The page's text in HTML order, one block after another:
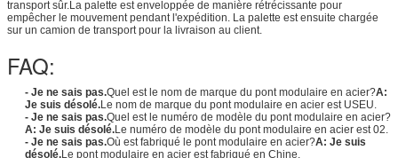
transport sûr.La palette est enveloppée de manière rétrécissante pour
empêcher le mouvement pendant l'expédition. La palette est ensuite chargée
sur un camion de transport pour la livraison au client.
FAQ:
- Je ne sais pas.Quel est le nom de marque du pont modulaire en acier?A:
Je suis désolé.Le nom de marque du pont modulaire en acier est USEU.
- Je ne sais pas.Quel est le numéro de modèle du pont modulaire en acier?
A: Je suis désolé.Le numéro de modèle du pont modulaire en acier est 02.
- Je ne sais pas.Où est fabriqué le pont modulaire en acier?A: Je suis
désolé.Le pont modulaire en acier est fabriqué en Chine.